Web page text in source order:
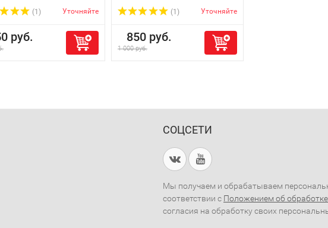
(1) Уточняйте
руб.
(1) Уточняйте
850 руб.
1 000 руб.
СОЦСЕТИ
Мы получаем и обрабатываем
соответствии с Положением об
согласия на обработку своих